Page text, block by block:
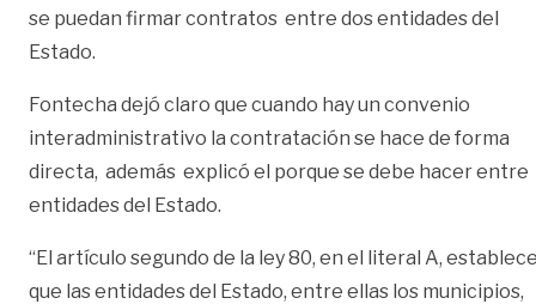
se puedan firmar contratos entre dos entidades del
Estado.
Fontecha dejó claro que cuando hay un convenio
interadministrativo la contratación se hace de forma
directa, además explicó el porque se debe hacer entre
entidades del Estado.
“El artículo segundo de la ley 80, en el literal A,
que las entidades del Estado, entre ellas los municipios,